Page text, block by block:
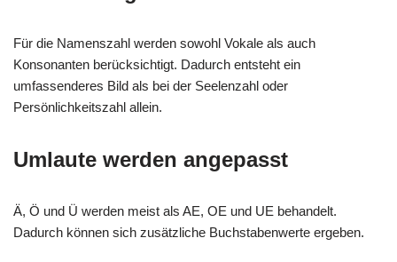
Für die Namenszahl werden sowohl Vokale als auch
Konsonanten berücksichtigt. Dadurch entsteht ein
umfassenderes Bild als bei der Seelenzahl oder
Persönlichkeitszahl allein.
Umlaute werden angepasst
Ä, Ö und Ü werden meist als AE, OE und UE behandelt.
Dadurch können sich zusätzliche Buchstabenwerte ergeben.